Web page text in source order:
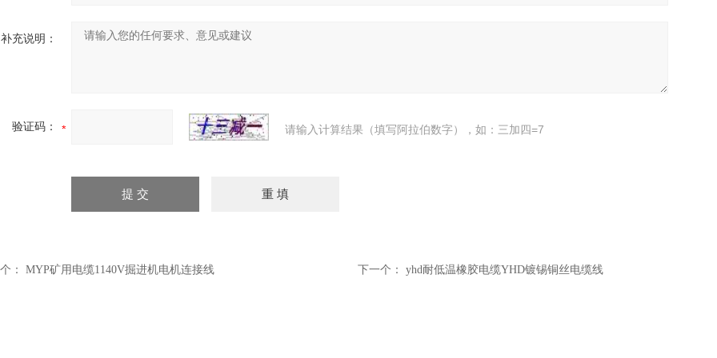
补充说明：
验证码： 请输入计算结果（填写阿拉伯数字），如：三加四=7
： MYP矿用电缆1140V掘进机电机连接线 下一个： yhd耐低温橡胶电缆YHD镀锡铜丝电缆线